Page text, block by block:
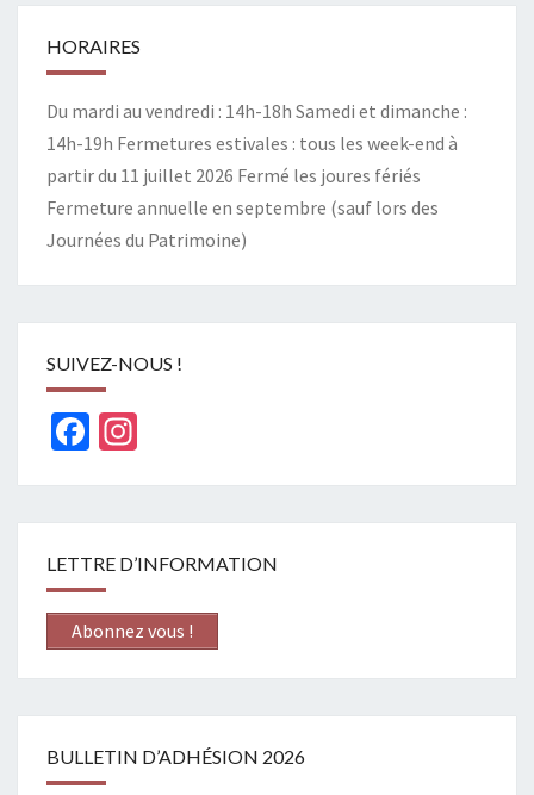
HORAIRES
Du mardi au vendredi : 14h-18h Samedi et dimanche :
14h-19h Fermetures estivales : tous les week-end à
partir du 11 juillet 2026 Fermé les joures fériés
Fermeture annuelle en septembre (sauf lors des
Journées du Patrimoine)
SUIVEZ-NOUS !
Facebook
LETTRE D’INFORMATION
Abonnez vous !
BULLETIN D’ADHÉSION 2026